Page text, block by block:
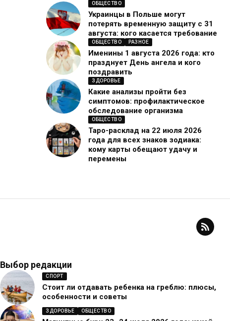
ОБЩЕСТВО
Украинцы в Польше могут
потерять временную защиту с 31
августа: кого касается требование
ОБЩЕСТВО РАЗНОЕ
Именины 1 августа 2026 года: кто
празднует День ангела и кого
поздравить
ЗДОРОВЬЕ
Какие анализы пройти без
симптомов: профилактическое
обследование организма
ОБЩЕСТВО
Таро-расклад на 22 июля 2026
года для всех знаков зодиака:
кому карты обещают удачу и
перемены
Выбор редакции
СПОРТ
Стоит ли отдавать ребенка на греблю: плюсы,
особенности и советы
ЗДОРОВЬЕ ОБЩЕСТВО